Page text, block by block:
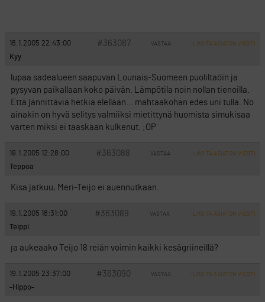
18.1.2005 22:43:00 #363087 VASTAA ILMOITA ASIATON VIESTI
Kyy
lupaa sadealueen saapuvan Lounais-Suomeen puoliltaöin ja
pysyvan paikallaan koko päivän. Lämpötila noin nollan tienoilla.
Että jännittäviä hetkiä elellään… mahtaakohan edes uni tulla. No
ainakin on hyvä selitys valmiiksi mietittynä huomista simukisaa
varten miksi ei taaskaan kulkenut. ;OP
19.1.2005 12:28:00 #363088 VASTAA ILMOITA ASIATON VIESTI
Teppoa
Kisa jatkuu, Meri-Teijo ei auennutkaan.
19.1.2005 18:31:00 #363089 VASTAA ILMOITA ASIATON VIESTI
Teippi
ja aukeaako Teijo 18 reiän voimin kaikki kesägriineillä?
19.1.2005 23:37:00 #363090 VASTAA ILMOITA ASIATON VIESTI
-Hippo-